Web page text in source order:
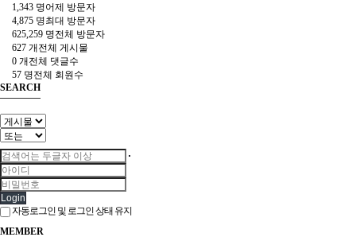
1,343 명어제 방문자
4,875 명최대 방문자
625,259 명전체 방문자
627 개 전체 게시물
0 개 전체 댓글수
57 명전체 회원수
SEARCH
Login
자동로그인 및 로그인 상태 유지
MEMBER